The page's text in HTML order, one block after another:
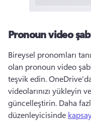
Pronoun video
Bireysel pronomları
olan pronoun video
teşvik edin.
videolarınızı yükleyin
güncelleştirin. Daha
düzenleyicisinde